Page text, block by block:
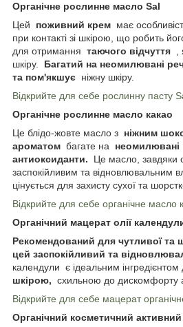
Органічне рослинне масло Sal
Цей поживний крем має
при контакті зі шкірою, що робить
для отримання таючого відчуття ,
шкіру. Багатий на неомилювані
та пом'якшує ніжну шкіру.
Відкрийте для себе рослинну пасту
Органічне рослинне масло какао
Це блідо-жовте масло з ніжним
ароматом багате на неомилювані
антиоксиданти. Це масло, завдяки
заспокійливим та відновлювальним
цінується для захисту сухої та
Відкрийте для себе органічне масло
Органічний мацерат олії
Рекомендований для чутливої ​​та
цей заспокійливий та
календули є ідеальним
шкірою, схильною до дискомфорту
Відкрийте для себе мацерат
Органічний косметичний активний